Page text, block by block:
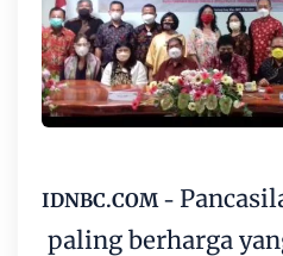
IDNBC.COM -
paling berharga